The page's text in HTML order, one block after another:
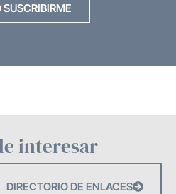
SUSCRIBIRME
interesar
DIRECTORIO DE ENLACES